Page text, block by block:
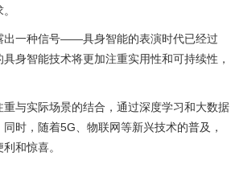
出一种信号——具身智能的表演时代已经过
身智能技术将更加注重实用性和可持续性，
与实际场景的结合，通过深度学习和大数据
时，随着5G、物联网等新兴技术的普及，
和惊喜。